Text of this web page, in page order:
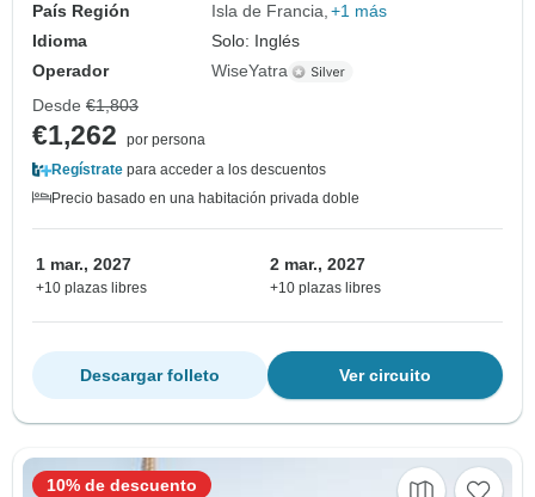
País Región
Isla de Francia +1 más
Idioma
Solo: Inglés
Operador
WiseYatra
Desde €1,803
€1,262
por persona
Regístrate para acceder a los descuentos
Precio basado en una habitación privada doble
1 mar., 2027
+10 plazas libres
2 mar., 2027
+10 plazas libres
Ver circuito
Descargar folleto
10% de descuento